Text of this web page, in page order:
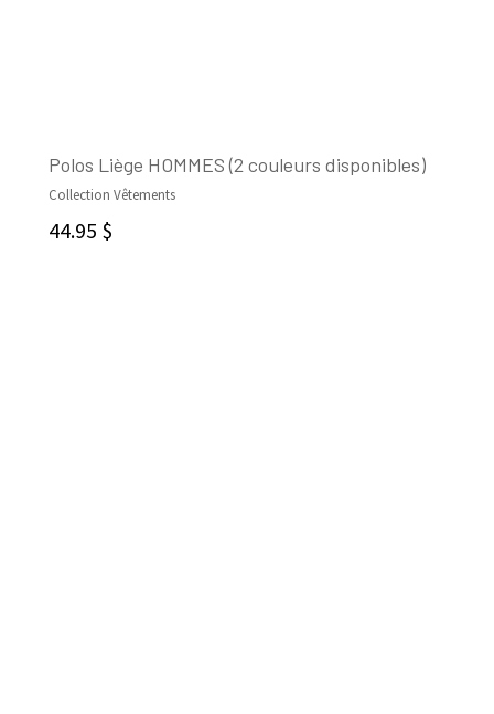
Polos Liège HOMMES (2 couleurs disponibles)
Collection Vêtements
44.95 $